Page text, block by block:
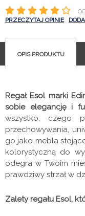
PRZECZYTAJ OPINIE
OPIS PRODUKTU
Regał Esol marki
sobie elegancję i
wszystko, czego
przechowywania,
go jako mebla
kolorystyczną do
odegra w Twoim
prawdziwy strzał w
Zalety regału Esol,